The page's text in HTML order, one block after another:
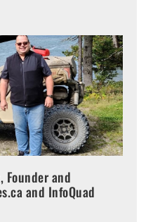
Founder and
and InfoQuad